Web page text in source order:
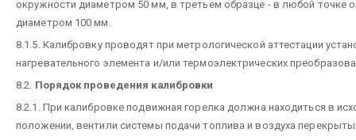
окружности диаметром 50 мм, в третьем образце - в любой точке
диаметром 100 мм.
8.1.5. Калибровку проводят при метрологической аттестации
нагревательного элемента и/или термоэлектрических
8.2. Порядок проведения калибровки
8.2.1. При калибровке подвижная горелка должна находиться в
положении, вентили системы подачи топлива и воздуха